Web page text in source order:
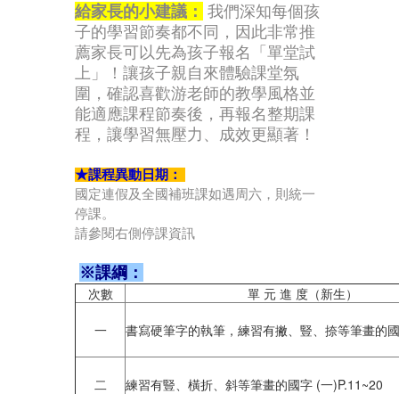
給家長的小建議： 我們深知每個孩
子的學習節奏都不同，因此非常推
薦家長可以先為孩子報名「單堂試
上」！讓孩子親自來體驗課堂氛
圍，確認喜歡游老師的教學風格並
能適應課程節奏後，再報名整期課
程，讓學習無壓力、成效更顯著！
★課程異動日期：
國定連假及全國補班課如遇周六，則統一
停課。
請參閱右側停課資訊
※課綱：
次數 單 元 進 度（新生）
一 書寫硬筆字的執筆，練習有撇、豎、捺等筆畫的
二 練習有豎、橫折、斜等筆畫的國字 (一)P.11~20